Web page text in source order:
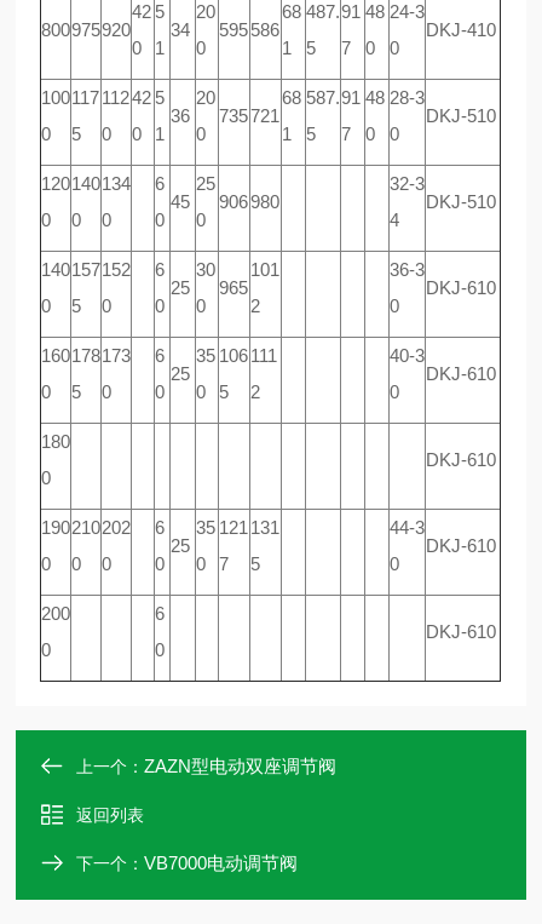
800975920
42
0
5
1
34
20
0
595586
68
1
487.
5
91
7
48
0
24-3
0
DKJ-410
100
0
117
5
112
0
42
0
5
1
36
20
0
735721
68
1
587.
5
91
7
48
0
28-3
0
DKJ-510
120
0
140
0
134
0
6
0
45
25
0
906980
32-3
4
DKJ-510
140
0
157
5
152
0
6
0
25
30
0
965
101
2
36-3
0
DKJ-610
160
0
178
5
173
0
6
0
25
35
0
106
5
111
2
40-3
0
DKJ-610
180
0
DKJ-610
190
0
210
0
202
0
6
0
25
35
0
121
7
131
5
44-3
0
DKJ-610
200
0
6
0
DKJ-610
上一个：ZAZN型电动双座调节阀
返回列表
下一个：VB7000电动调节阀